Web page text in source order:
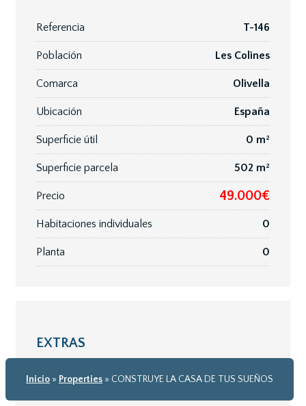
Inicio » Properties » CONSTRUYE LA CASA DE TUS SUEÑOS
Referencia T-146
Población Les Colines
Comarca Olivella
Ubicación España
Superficie útil 0 m²
Superficie parcela 502 m²
Precio 49.000€
Habitaciones individuales 0
Planta 0
EXTRAS
Montaña ✓